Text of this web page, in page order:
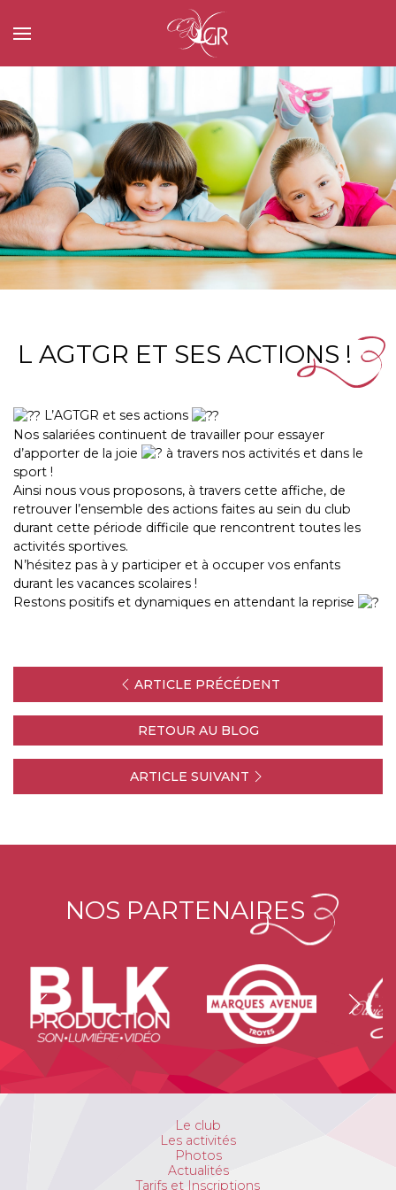
L AGTGR ET SES ACTIONS !
L’AGTGR et ses actions
Nos salariées continuent de travailler pour essayer
d’apporter de la joie
à travers nos activités et dans le
sport !
Ainsi nous vous proposons, à travers cette affiche, de
retrouver l’ensemble des actions faites au sein du club
durant cette période difficile que rencontrent toutes les
activités sportives.
N’hésitez pas à y participer et à occuper vos enfants
durant les vacances scolaires !
Restons positifs et dynamiques en attendant la reprise
ARTICLE PRÉCÉDENT
RETOUR AU BLOG
ARTICLE SUIVANT
NOS PARTENAIRES
Le club
Les activités
Photos
Actualités
Tarifs et Inscriptions